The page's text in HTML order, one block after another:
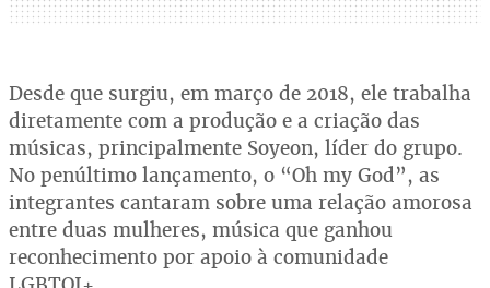
Desde que surgiu, em março de 2018, ele trabalha
diretamente com a produção e a criação das
músicas, principalmente Soyeon, líder do grupo.
No penúltimo lançamento, o “Oh my God”, as
integrantes cantaram sobre uma relação amorosa
entre duas mulheres, música que ganhou
reconhecimento por apoio à comunidade